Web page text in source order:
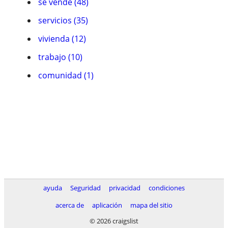
servicios (35)
vivienda (12)
trabajo (10)
comunidad (1)
ayuda Seguridad privacidad
condiciones
acerca de
aplicación
mapa del sitio
© 2026 craigslist